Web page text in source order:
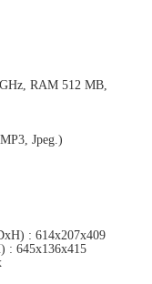
RAM 512 MB,
Jpeg.)
: 614x207x409
: 645x136x415